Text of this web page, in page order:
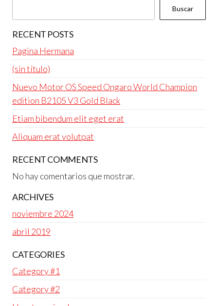
Buscar
RECENT POSTS
Pagina Hermana
(sin título)
Nuevo Motor OS Speed Ongaro World Champion
edition B2105 V3 Gold Black
Etiam bibendum elit eget erat
Aliquam erat volutpat
RECENT COMMENTS
No hay comentarios que mostrar.
ARCHIVES
noviembre 2024
abril 2019
CATEGORIES
Category #1
Category #2